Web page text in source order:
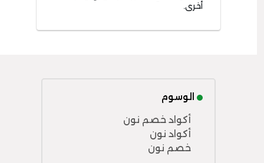
أخرى.
الوسوم
أكواد خصم نون
أكواد نون
خصم نون